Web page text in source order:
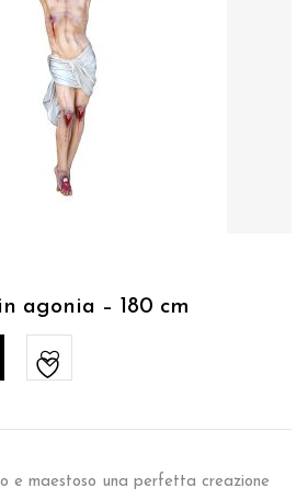
agonia – 180 cm
e maestoso una perfetta creazione